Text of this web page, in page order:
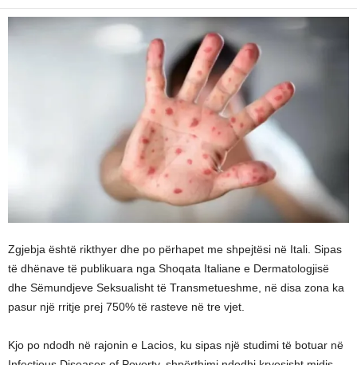
Zgjebja është rikthyer dhe po përhapet me shpejtësi në Itali. Sipas
të dhënave të publikuara nga Shoqata Italiane e Dermatologjisë
dhe Sëmundjeve Seksualisht të Transmetueshme, në disa zona ka
pasur një rritje prej 750% të rasteve në tre vjet.
Kjo po ndodh në rajonin e Lacios, ku sipas një studimi të botuar në